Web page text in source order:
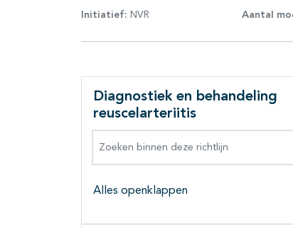
Initiatief: NVR Aantal
Diagnostiek en behandeling
reuscelarteriitis
Alles openklappen